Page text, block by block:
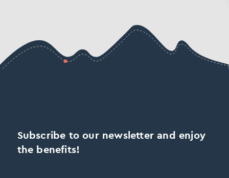
Subscribe to our newsletter and enjoy
the benefits!